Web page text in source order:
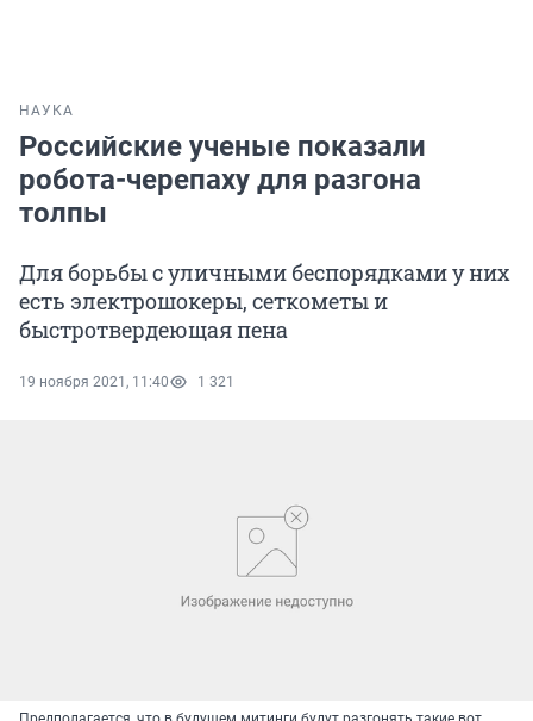
НАУКА
Российские ученые показали
робота-черепаху для разгона
толпы
Для борьбы с уличными беспорядками у них
есть электрошокеры, сеткометы и
быстротвердеющая пена
19 ноября 2021, 11:40 1 321